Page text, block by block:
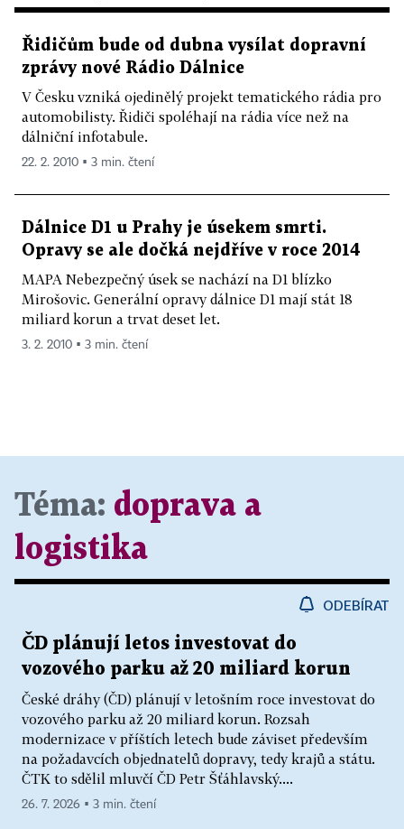
Řidičům bude od dubna vysílat dopravní
zprávy nové Rádio Dálnice
V Česku vzniká ojedinělý projekt tematického rádia pro
automobilisty. Řidiči spoléhají na rádia více než na
dálniční infotabule.
22. 2. 2010 ▪ 3 min. čtení
Dálnice D1 u Prahy je úsekem smrti.
Opravy se ale dočká nejdříve v roce 2014
MAPA Nebezpečný úsek se nachází na D1 blízko
Mirošovic. Generální opravy dálnice D1 mají stát 18
miliard korun a trvat deset let.
3. 2. 2010 ▪ 3 min. čtení
Téma: doprava a
logistika
ODEBÍRAT
ČD plánují letos investovat do
vozového parku až 20 miliard korun
České dráhy (ČD) plánují v letošním roce investovat do
vozového parku až 20 miliard korun. Rozsah
modernizace v příštích letech bude záviset především
na požadavcích objednatelů dopravy, tedy krajů a státu.
ČTK to sdělil mluvčí ČD Petr Šťáhlavský....
26. 7. 2026 ▪ 3 min. čtení